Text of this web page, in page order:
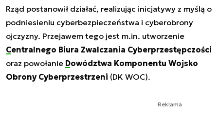
Rząd postanowił działać, realizując inicjatywy z myślą o
podniesieniu cyberbezpieczeństwa i cyberobrony
ojczyzny. Przejawem tego jest m.in. utworzenie
Centralnego Biura Zwalczania Cyberprzestępczości
oraz powołanie Dowództwa Komponentu Wojsko
Obrony Cyberprzestrzeni (DK WOC).
Reklama